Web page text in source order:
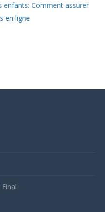
enfants: Comment assurer
en ligne